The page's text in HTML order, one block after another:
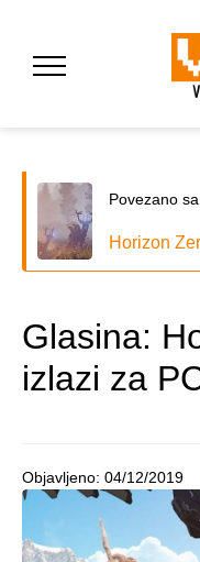
Povezano
Horizon
Glasina:
izlazi za
Objavljeno: 04/12/2019